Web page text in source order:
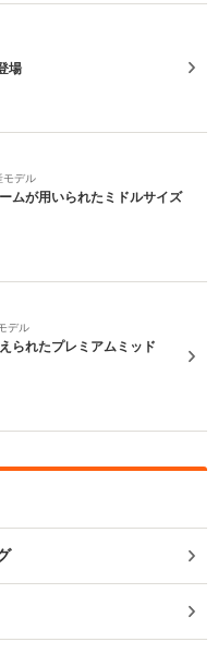
場
モデル
ムが用いられたミドルサイズ
デル
られたプレミアムミッド